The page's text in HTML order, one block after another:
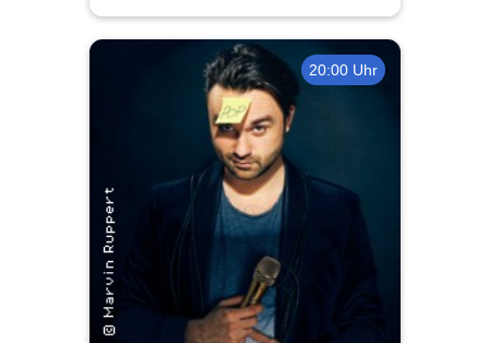
20:00 Uhr